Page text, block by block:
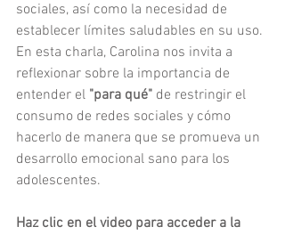
sociales, así como la necesidad de
establecer límites saludables en su uso.
En esta charla, Carolina nos invita a
reflexionar sobre la importancia de
entender el "para qué" de restringir el
consumo de redes sociales y cómo
hacerlo de manera que se promueva un
desarrollo emocional sano para los
adolescentes.
Haz clic en el video para acceder a la